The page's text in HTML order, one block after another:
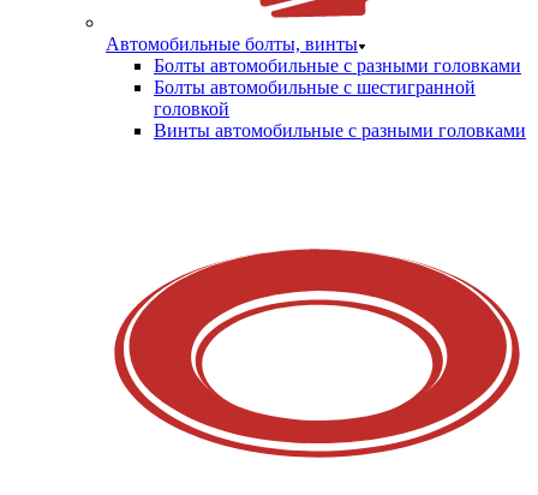
Автомобильные болты, винты
Болты автомобильные с разными головками
Болты автомобильные с шестигранной
головкой
Винты автомобильные с разными головками